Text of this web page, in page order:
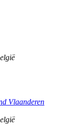
Vlaanderen